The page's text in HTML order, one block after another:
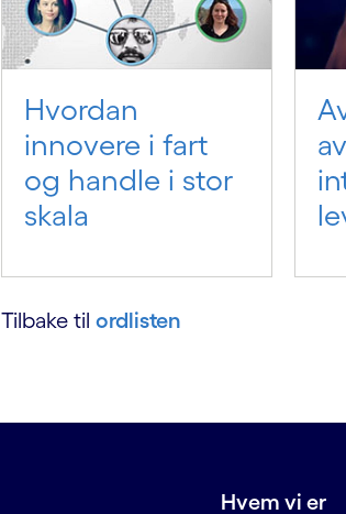
Hvordan
innovere i fart
og handle i stor
skala
Tilbake til ordlisten
Hvem vi er